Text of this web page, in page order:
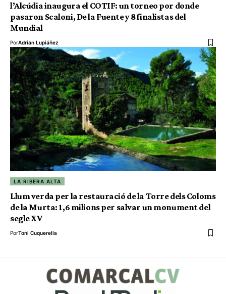
l’Alcúdia inaugura el COTIF: un torneo por donde
pasaron Scaloni, De la Fuente y 8 finalistas del
Mundial
PorAdrián Lupiáñez
LA RIBERA ALTA
Llum verda per la restauració de la Torre dels Coloms
de la Murta: 1,6 milions per salvar un monument del
segle XV
PorToni Cuquerella